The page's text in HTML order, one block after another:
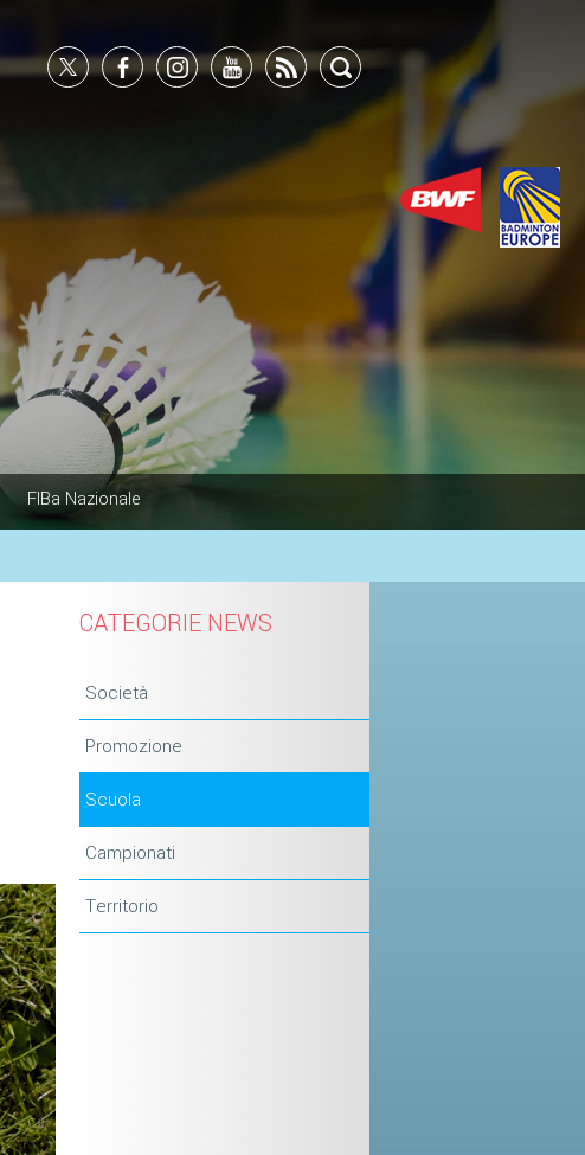
FIBa Nazionale
CATEGORIE NEWS
Società
Promozione
Scuola
Campionati
Territorio